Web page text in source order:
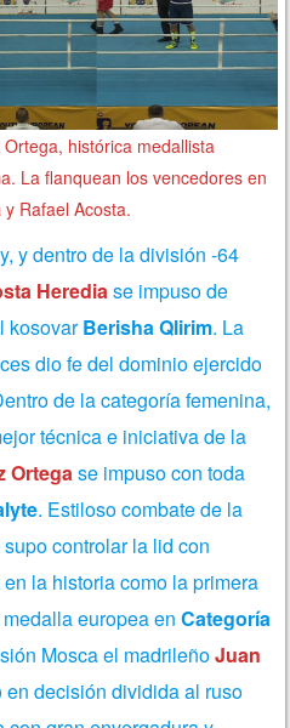
histórica medallista
La flanquean los vencedores en
Rafael Acosta.
y dentro de la división -64
Herediase impuso de
kosovarBerisha Qlirim. La
dio fe del dominio ejercido
de la categoría femenina,
técnica e iniciativa de la
Ortegase impuso con toda
. Estiloso combate de la
controlar la lid con
la historia como la primera
europea enCategoría
Mosca el madrileñoJuan
en decisión dividida al ruso